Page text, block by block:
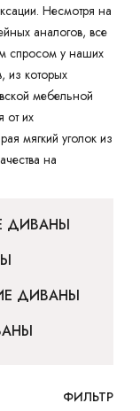
Несмотря на
аналогов, все
спросом у наших
из которых
мебельной
от их
мягкий уголок из
на
ДИВАНЫ
ДИВАНЫ
ФИЛЬТР